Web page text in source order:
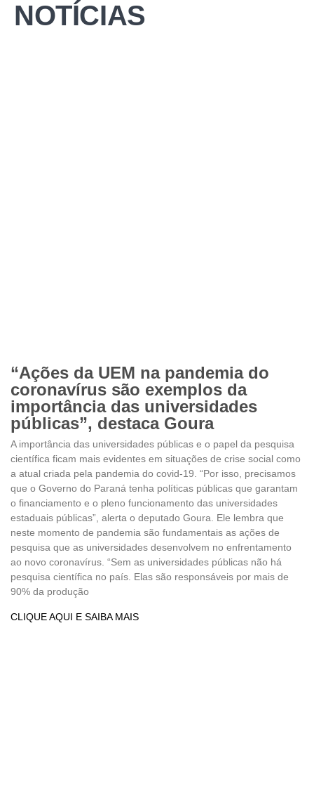
NOTÍCIAS
“Ações da UEM na pandemia do
coronavírus são exemplos da
importância das universidades
públicas”, destaca Goura
A importância das universidades públicas e o papel da pesquisa
científica ficam mais evidentes em situações de crise social como
a atual criada pela pandemia do covid-19. “Por isso, precisamos
que o Governo do Paraná tenha políticas públicas que garantam
o financiamento e o pleno funcionamento das universidades
estaduais públicas”, alerta o deputado Goura. Ele lembra que
neste momento de pandemia são fundamentais as ações de
pesquisa que as universidades desenvolvem no enfrentamento
ao novo coronavírus. “Sem as universidades públicas não há
pesquisa científica no país. Elas são responsáveis por mais de
90% da produção
CLIQUE AQUI E SAIBA MAIS